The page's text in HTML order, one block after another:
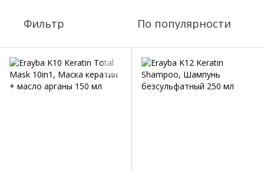
Фильтр По популярности